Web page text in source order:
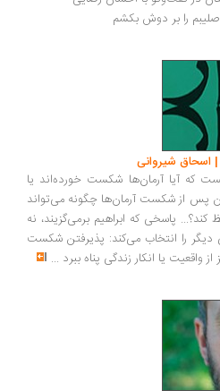
را بر دوش بکشم
| اسحاق شیروانی
که آیا آرمان‌ها شکست خورده‌اند یا
پس از شکست آرمان‌ها چگونه می‌تواند
پاسخی که ابراهیم برمی‌گزیند، نه
دیگر را انتخاب می‌کند: پذیرفتن شکست
واقعیت یا انکار زندگی پناه ببرد ...